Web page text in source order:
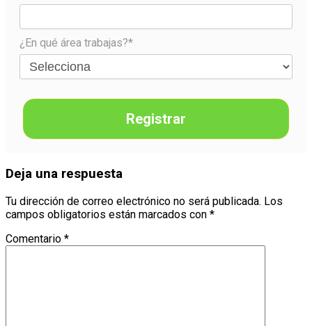
¿En qué área trabajas?*
Registrar
Deja una respuesta
Tu dirección de correo electrónico no será publicada. Los
campos obligatorios están marcados con *
Comentario *